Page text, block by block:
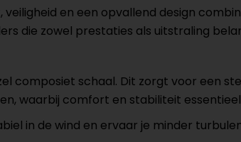
en een opvallend design
die zowel prestaties als uitstraling
composiet schaal. Dit zorgt voor een
waarbij comfort en stabiliteit essentieel
in de wind en ervaar je minder